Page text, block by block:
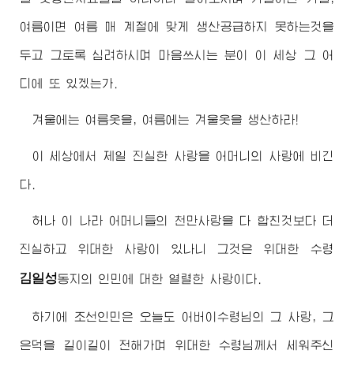
여름이면 여름 매 계절에 맞게 생산공급하지 못하는것을
두고 그토록 심려하시며 마음쓰시는 분이 이 세상 그 어
디에 또 있겠는가.
겨울에는 여름옷을, 여름에는 겨울옷을 생산하라!
이 세상에서 제일 진실한 사랑을 어머니의 사랑에 비긴
다.
허나 이 나라 어머니들의 천만사랑을 다 합친것보다 더
진실하고 위대한 사랑이 있나니 그것은위대한 수령
김일성동지 의 인민에 대한 열렬한 사랑이다.
하기에 조선인민은 오늘도 어버이수령님 의 그 사랑, 그
은덕을 길이길이 전해가며 위대한 수령님께서 세워주신